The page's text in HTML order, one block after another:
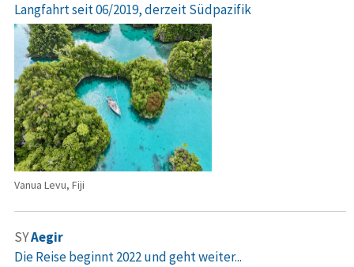
Langfahrt seit 06/2019, derzeit Südpazifik
Vanua Levu, Fiji
SYAegir
Die Reise beginnt 2022 und geht weiter...